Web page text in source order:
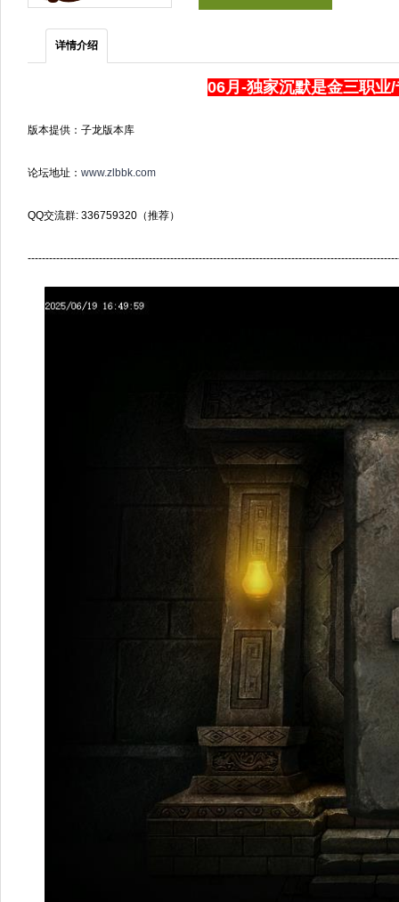
详情介绍
06月-独家沉默是金三职业
版本提供：子龙版本库
论坛地址： www.zlbbk.com
QQ交流群: 336759320（推荐）